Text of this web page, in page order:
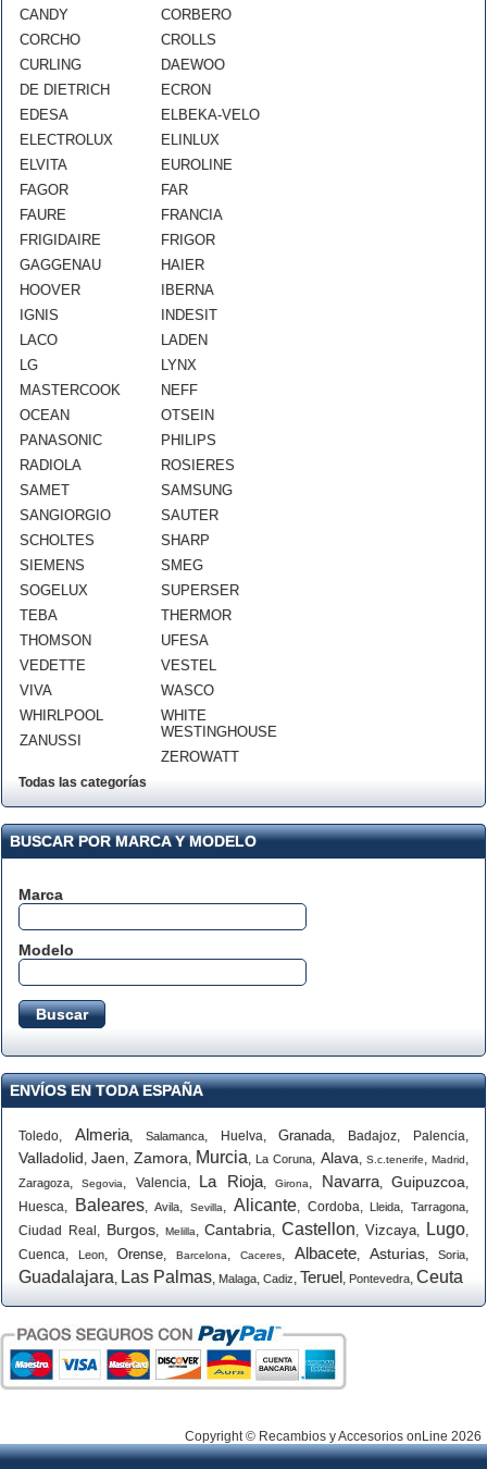
CANDY
CORCHO
CURLING
DE DIETRICH
EDESA
ELECTROLUX
ELVITA
FAGOR
FAURE
FRIGIDAIRE
GAGGENAU
HOOVER
IGNIS
LACO
LG
MASTERCOOK
OCEAN
PANASONIC
RADIOLA
SAMET
SANGIORGIO
SCHOLTES
SIEMENS
SOGELUX
TEBA
THOMSON
VEDETTE
VIVA
WHIRLPOOL
ZANUSSI
CORBERO
CROLLS
DAEWOO
ECRON
ELBEKA-VELO
ELINLUX
EUROLINE
FAR
FRANCIA
FRIGOR
HAIER
IBERNA
INDESIT
LADEN
LYNX
NEFF
OTSEIN
PHILIPS
ROSIERES
SAMSUNG
SAUTER
SHARP
SMEG
SUPERSER
THERMOR
UFESA
VESTEL
WASCO
WHITE
WESTINGHOUSE
ZEROWATT
Todas las categorías
BUSCAR POR MARCA Y MODELO
Marca
Modelo
ENVÍOS EN TODA ESPAÑA
Toledo, Almeria, Salamanca, Huelva,Granada, Badajoz, Palencia,
Valladolid,Jaen, Zamora, Murcia, La Coruna, Alava, S.c.tenerife, Madrid,
Zaragoza,Segovia, Valencia, La Rioja,Girona, Navarra,Guipuzcoa,
Huesca, Baleares,Avila,Sevilla, Alicante, Cordoba,Lleida,Tarragona,
Ciudad Real , Burgos, Melilla,Cantabria,Castellon,Vizcaya, Lugo,
Cuenca, Leon, Orense, Barcelona, Caceres, Albacete, Asturias, Soria,
Guadalajara, Las Palmas, Malaga, Cadiz, Teruel, Pontevedra, Ceuta
Copyright © Recambios y Accesorios onLine 2026